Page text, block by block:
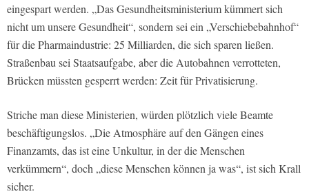
eingespart werden. „Das Gesundheitsministerium kümmert sich
nicht um unsere Gesundheit“, sondern sei ein „Verschiebebahnhof“
für die Pharmaindustrie: 25 Milliarden, die sich sparen ließen.
Straßenbau sei Staatsaufgabe, aber die Autobahnen verrotteten,
Brücken müssten gesperrt werden: Zeit für Privatisierung.
Striche man diese Ministerien, würden plötzlich viele Beamte
beschäftigungslos. „Die Atmosphäre auf den Gängen eines
Finanzamts, das ist eine Unkultur, in der die Menschen
verkümmern“, doch „diese Menschen können ja was“, ist sich Krall
sicher.